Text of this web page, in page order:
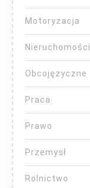
Motoryzacja
Nieruchomości
Obcojęzyczne
Praca
Prawo
Przemysł
Rolnictwo